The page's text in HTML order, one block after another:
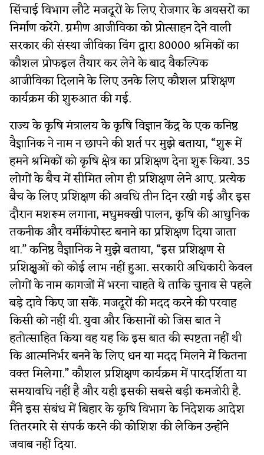
सिंचाई विभाग लौटे मजदूरों के लिए रोजगार के अवसरों का
निर्माण करेंगे. ग्रमीण आजीविका को प्रोत्साहन देने वाली
सरकार की संस्था जीविका विंग द्वारा 80000 श्रमिकों का
कौशल प्रोफइल तैयार कर लेने के बाद वैकल्पिक
आजीविका दिलाने के लिए उनके लिए कौशल प्रशिक्षण
कार्यक्रम की शुरुआत की गई.
राज्य के कृषि मंत्रालय के कृषि विज्ञान केंद्र के एक कनिष्ठ
वैज्ञानिक ने नाम न छापने की शर्त पर मुझे बताया, “शुरू में
हमने श्रमिकों को कृषि क्षेत्र का प्रशिक्षण देना शुरू किया. 35
लोगों के बैच में सीमित लोग ही प्रशिक्षण लेने आए. प्रत्येक
बैच के लिए प्रशिक्षण की अवधि तीन दिन रखी गई और इस
दौरान मशरूम लगाना, मधुमक्खी पालन, कृषि की आधुनिक
तकनीक और वर्मीकंपोस्ट बनाने का प्रशिक्षण दिया जाता
था.” कनिष्ठ वैज्ञानिक ने मुझे बताया, “इस प्रशिक्षण से
प्रशिक्षुओं को कोई लाभ नहीं हुआ. सरकारी अधिकारी केवल
लोगों के नाम कागजों में भरना चाहते थे ताकि चुनाव से पहले
बड़े दावे किए जा सकें. मजदूरों की मदद करने की परवाह
किसी को नहीं थी. युवा और किसानों को जिस बात ने
हतोत्साहित किया वह यह कि इस बात की स्पष्टता नहीं थी
कि आत्मनिर्भर बनने के लिए धन या मदद मिलने में कितना
वक्त मिलेगा.” कौशल प्रशिक्षण कार्यक्रम में पारदर्शिता या
समयावधि नहीं है और यही इसकी सबसे बड़ी कमजोरी है.
मैंने इस संबंध में बिहार के कृषि विभाग के निदेशक आदेश
तितरमारे से संपर्क करने की कोशिश की लेकिन उन्होंने
जवाब नहीं दिया.